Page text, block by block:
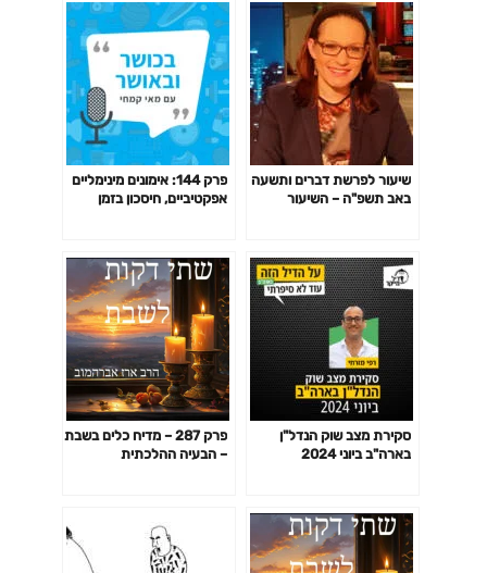
שיעור לפרשת דברים ותשעה
באב תשפ"ה – השיעור
פרק 144: אימונים מינימליים
אפקטיביים, חיסכון בזמן
סקירת מצב שוק הנדל"ן
בארה"ב ביוני 2024
פרק 287 – מדיח כלים בשבת
– הבעיה ההלכתית